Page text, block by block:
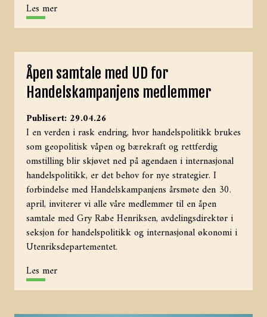
Les mer
Åpen samtale med UD for
Handelskampanjens medlemmer
Publisert: 29.04.26
I en verden i rask endring, hvor handelspolitikk brukes
som geopolitisk våpen og bærekraft og rettferdig
omstilling blir skjøvet ned på agendaen i internasjonal
handelspolitikk, er det behov for nye strategier. I
forbindelse med Handelskampanjens årsmøte den 30.
april, inviterer vi alle våre medlemmer til en åpen
samtale med Gry Rabe Henriksen, avdelingsdirektør i
seksjon for handelspolitikk og internasjonal økonomi i
Utenriksdepartementet.
Les mer